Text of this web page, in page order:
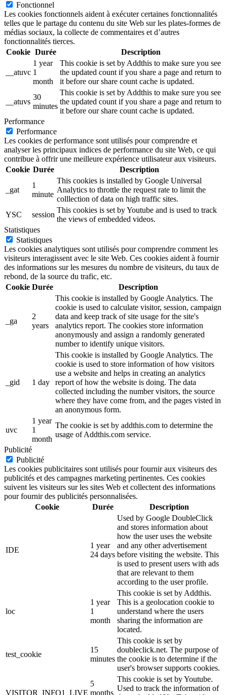
Fonctionnel
Les cookies fonctionnels aident à exécuter certaines fonctionnalités
telles que le partage du contenu du site Web sur les plates-formes de
médias sociaux, la collecte de commentaires et d’autres
fonctionnalités tierces.
Cookie Durée Description
__atuvc
1 year
1
month
This cookie is set by Addthis to make sure you see
the updated count if you share a page and return to
it before our share count cache is updated.
__atuvs
30
minutes
This cookie is set by Addthis to make sure you see
the updated count if you share a page and return to
it before our share count cache is updated.
Performance
Performance
Les cookies de performance sont utilisés pour comprendre et
analyser les principaux indices de performance du site Web, ce qui
contribue à offrir une meilleure expérience utilisateur aux visiteurs.
Cookie Durée Description
_gat
1
minute
This cookies is installed by Google Universal
Analytics to throttle the request rate to limit the
colllection of data on high traffic sites.
YSC
session
This cookies is set by Youtube and is used to track
the views of embedded videos.
Statistiques
Statistiques
Les cookies analytiques sont utilisés pour comprendre comment les
visiteurs interagissent avec le site Web. Ces cookies aident à fournir
des informations sur les mesures du nombre de visiteurs, du taux de
rebond, de la source du trafic, etc.
Cookie Durée Description
_ga
2
years
This cookie is installed by Google Analytics. The
cookie is used to calculate visitor, session, campaign
data and keep track of site usage for the site's
analytics report. The cookies store information
anonymously and assign a randomly generated
number to identify unique visitors.
_gid 1 day
This cookie is installed by Google Analytics. The
cookie is used to store information of how visitors
use a website and helps in creating an analytics
report of how the website is doing. The data
collected including the number visitors, the source
where they have come from, and the pages visted in
an anonymous form.
uvc
1 year
1
month
The cookie is set by addthis.com to determine the
usage of Addthis.com service.
Publicité
Publicité
Les cookies publicitaires sont utilisés pour fournir aux visiteurs des
publicités et des campagnes marketing pertinentes. Ces cookies
suivent les visiteurs sur les sites Web et collectent des informations
pour fournir des publicités personnalisées.
Cookie
Durée Description
IDE
1 year
24 days
Used by Google DoubleClick
and stores information about
how the user uses the website
and any other advertisement
before visiting the website. This
is used to present users with ads
that are relevant to them
according to the user profile.
loc
1 year
1
month
This cookie is set by Addthis.
This is a geolocation cookie to
understand where the users
sharing the information are
located.
test_cookie
15
minutes
This cookie is set by
doubleclick.net. The purpose of
the cookie is to determine if the
user's browser supports cookies.
VISITOR_INFO1_LIVE
5
months
This cookie is set by Youtube.
Used to track the information of